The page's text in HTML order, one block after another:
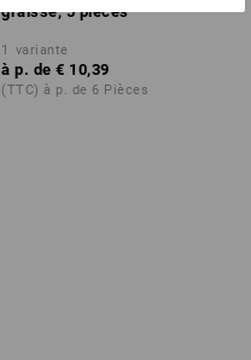
graisse, 5 pièces
1 variante
à p. de € 10,39
(TTC) à p. de 6 Pièces